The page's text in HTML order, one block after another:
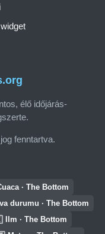
élő időjárás-
fenntartva.
· The Bottom
durumu · The Bottom
Ilm · The Bottom